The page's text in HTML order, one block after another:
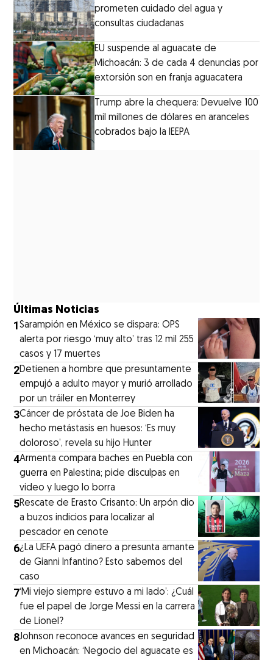
prometen cuidado del agua y
consultas ciudadanas
EU suspende al aguacate de
Michoacán: 3 de cada 4 denuncias por
extorsión son en franja aguacatera
Trump abre la chequera: Devuelve 100
mil millones de dólares en aranceles
cobrados bajo la IEEPA
Últimas Noticias
1Sarampión en México se dispara: OPS
alerta por riesgo ‘muy alto’ tras 12 mil 255
casos y 17 muertes
2Detienen a hombre que presuntamente
empujó a adulto mayor y murió arrollado
por un tráiler en Monterrey
3Cáncer de próstata de Joe Biden ha
hecho metástasis en huesos: ‘Es muy
doloroso’, revela su hijo Hunter
4Armenta compara baches en Puebla con
guerra en Palestina; pide disculpas en
video y luego lo borra
5Rescate de Erasto Crisanto: Un arpón dio
a buzos indicios para localizar al
pescador en cenote
6¿La UEFA pagó dinero a presunta amante
de Gianni Infantino? Esto sabemos del
caso
7‘Mi viejo siempre estuvo a mi lado’: ¿Cuál
fue el papel de Jorge Messi en la carrera
de Lionel?
8Johnson reconoce avances en seguridad
en Michoacán: ‘Negocio del aguacate es